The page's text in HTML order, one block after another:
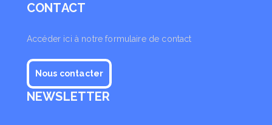
CONTACT
Accéder ici à notre formulaire de contact
Nous contacter
NEWSLETTER